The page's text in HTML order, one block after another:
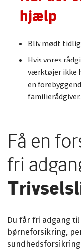
hjælp
Bliv mødt
Hvis vores
værktøjer ikke
en
familierådgiver.
Få en
fri
Du får fri adgang
børneforsikring,